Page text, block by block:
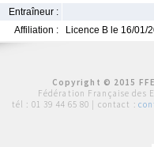
Entraîneur :
Affiliation :
Licence B le 16/01/
Copyright © 2015
Fédération Française des
tél : 01 39 44 65 80 | contact :